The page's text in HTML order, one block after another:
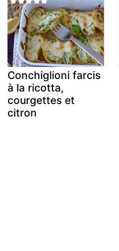
Conchiglioni farcis
à la ricotta,
courgettes et
citron